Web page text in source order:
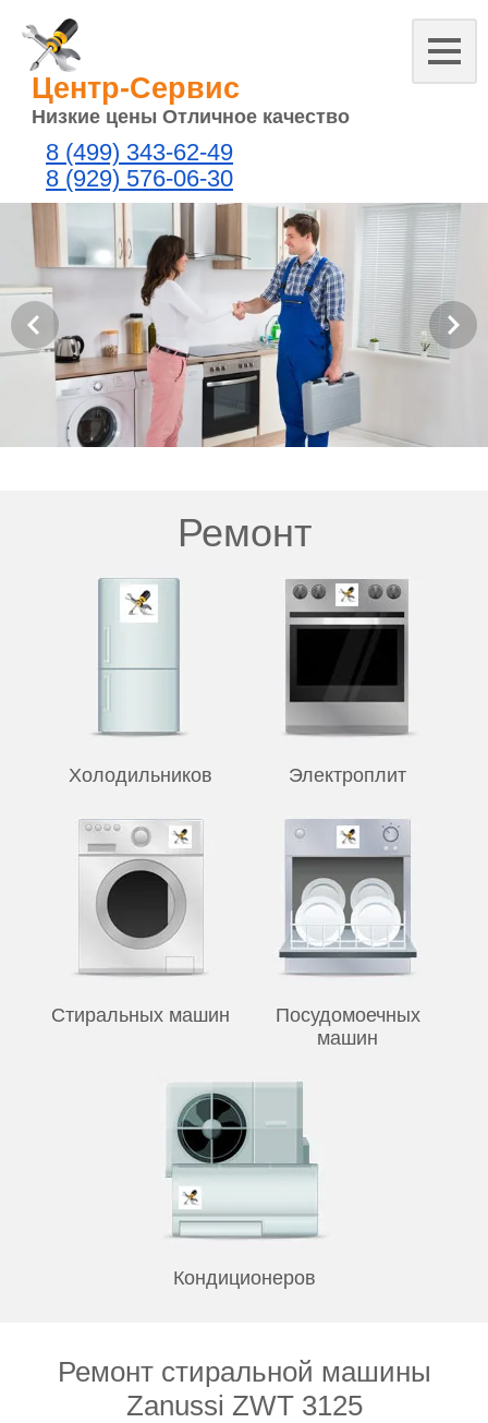
Центр-Сервис
Низкие цены Отличное качество
8 (499) 343-62-49
8 (929) 576-06-30
Ремонт
Холодильников Электроплит
Стиральных машин
Посудомоечных
машин
Кондиционеров
Ремонт стиральной машины
Zanussi ZWT 3125